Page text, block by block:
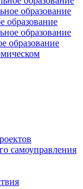
образование
образование
образование
образование
самоуправления